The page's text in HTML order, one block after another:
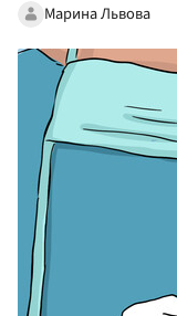
Марина Львова